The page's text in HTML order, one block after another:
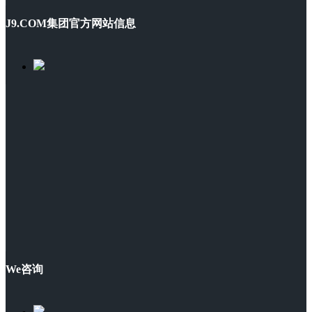
J9.COM集团官方网站信息
We咨询